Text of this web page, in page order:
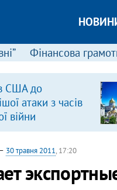
Фінансова
США до
атаки з часів
війни
30 травня 2011, 17:20